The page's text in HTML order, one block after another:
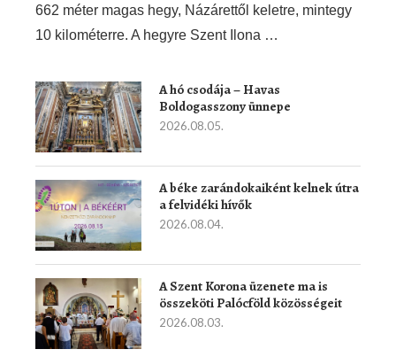
662 méter magas hegy, Názárettől keletre, mintegy
10 kilométerre. A hegyre Szent Ilona …
A hó csodája – Havas
Boldogasszony ünnepe
2026.08.05.
A béke zarándokaiként kelnek útra
a felvidéki hívők
2026.08.04.
A Szent Korona üzenete ma is
összeköti Palócföld közösségeit
2026.08.03.